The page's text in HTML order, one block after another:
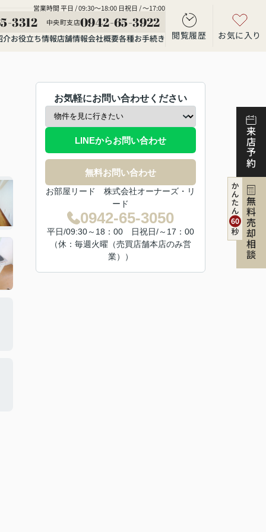
営業時間 平日 / 09:30～18:00 日祝日 / ～17:00
3312 中央町支店0942-65-3922
介お役立ち情報店舗情報会社概要各種お手続き 閲覧履歴 お気に入り
来店予約
無料売却相談
お気軽にお問い合わせください
LINEからお問い合わせ
無料お問い合わせ
お部屋リード 株式会社オーナーズ・リ
ード
0942-65-3050
平日/09:30～18：00 日祝日/～17：00
（休：毎週火曜（売買店舗本店のみ営
業））